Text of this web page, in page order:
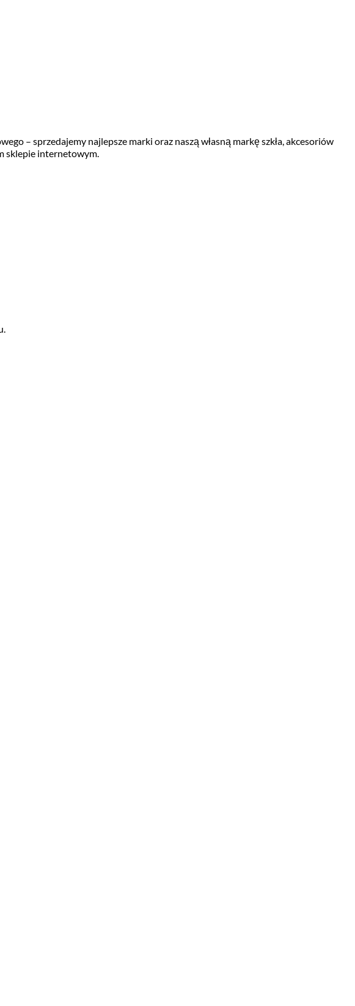
– sprzedajemy najlepsze marki oraz naszą własną markę szkła, akcesoriów
sklepie internetowym.